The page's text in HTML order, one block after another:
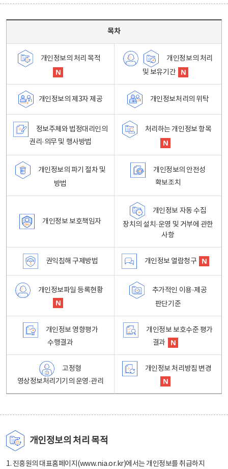
목차
개인정보의 처리 목적
개인정보의 처리
및 보유기간
개인정보의 제3자 제공 개인정보처리의 위탁
정보주체와 법정대리인의
권리·의무 및 행사방법
처리하는 개인정보 항목
개인정보의 파기 절차 및
방법
개인정보의 안전성
확보조치
개인정보 보호책임자
개인정보 자동 수집
장치의 설치·운영 및 거부에 관한
사항
권익침해 구제방법 개인정보 열람청구
개인정보파일 등록현황
추가적인 이용·제공
판단기준
개인정보 영향평가
수행결과
개인정보 보호수준 평가
결과
고정형
영상정보처리기기의 운영·관리
개인정보 처리방침 변경
개인정보의 처리 목적
1. 진흥원의 대표홈페이지(www.nia.or.kr)에서는 개인정보를 취급하지